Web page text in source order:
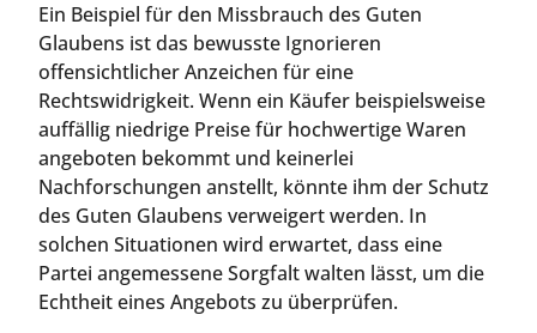
Ein Beispiel für den Missbrauch des Guten
Glaubens ist das bewusste Ignorieren
offensichtlicher Anzeichen für eine
Rechtswidrigkeit. Wenn ein Käufer beispielsweise
auffällig niedrige Preise für hochwertige Waren
angeboten bekommt und keinerlei
Nachforschungen anstellt, könnte ihm der Schutz
des Guten Glaubens verweigert werden. In
solchen Situationen wird erwartet, dass eine
Partei angemessene Sorgfalt walten lässt, um die
Echtheit eines Angebots zu überprüfen.